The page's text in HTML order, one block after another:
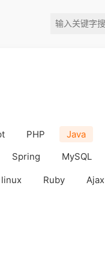
PHP Java
Spring MySQL
linux Ruby Ajax